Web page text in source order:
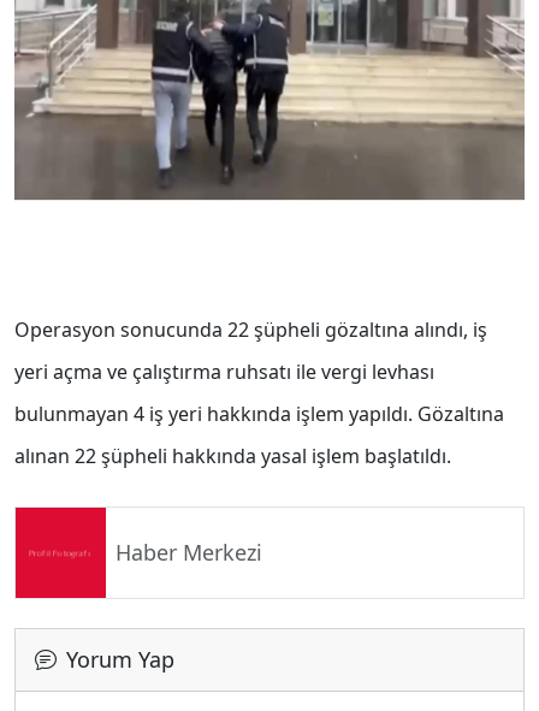
Operasyon sonucunda 22 şüpheli gözaltına alındı, iş
yeri açma ve çalıştırma ruhsatı ile vergi levhası
bulunmayan 4 iş yeri hakkında işlem yapıldı. Gözaltına
alınan 22 şüpheli hakkında yasal işlem başlatıldı.
Haber Merkezi
Yorum Yap